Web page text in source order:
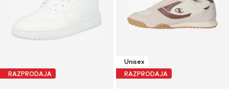
RAZPRODAJA
Unisex
RAZPRODAJA